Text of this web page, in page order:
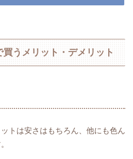
うメリット・デメリット
トは安さはもちろん、他にも色ん